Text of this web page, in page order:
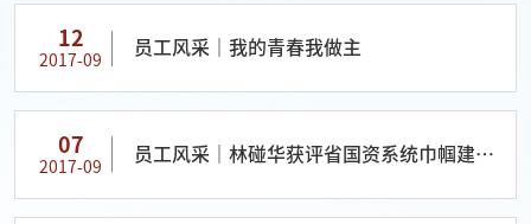
12
2017-09
员工风采｜我的青春我做主
07
2017-09
员工风采｜林碰华获评省国资系统巾帼建功